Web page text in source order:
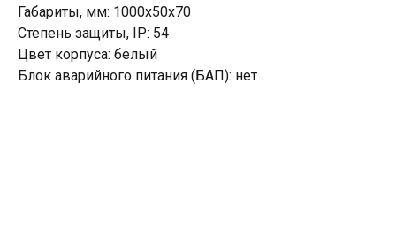
Габариты, мм: 1000х50х70
Степень защиты, IP: 54
Цвет корпуса: белый
Блок аварийного питания (БАП): нет